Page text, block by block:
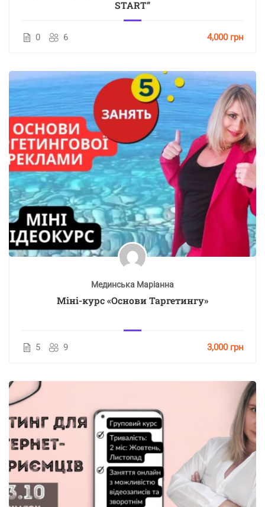
START”
0 6 4,000 грн
Мединська Маріанна
Міні-курс «Основи Таргетингу»
5 9 3,000 грн